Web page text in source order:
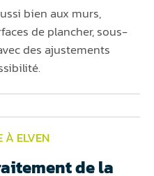
bien aux murs,
de plancher, sous-
des ajustements
À ELVEN
de la